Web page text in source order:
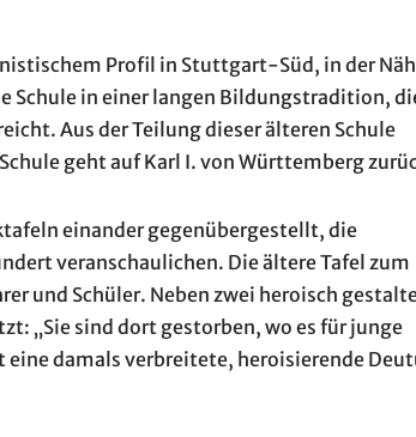
Profil in Stuttgart-Süd, in der
Schule in einer langen Bildungstradition,
Aus der Teilung dieser älteren Schule
geht auf Karl I. von Württemberg
einander gegenübergestellt, die
veranschaulichen. Die ältere Tafel zum
und Schüler. Neben zwei heroisch
„Sie sind dort gestorben, wo es für junge
damals verbreitete, heroisierende